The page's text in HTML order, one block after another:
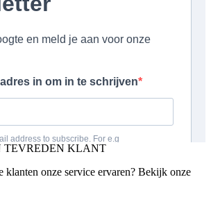
TEVREDEN KLANT
klanten onze service ervaren? Bekijk onze